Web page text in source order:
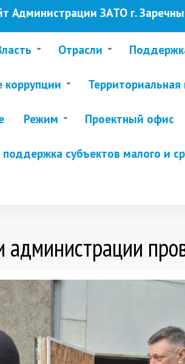
Администрации ЗАТО г.
Отрасли
коррупции
Режим Проектный офис
субъектов малого и
администрации